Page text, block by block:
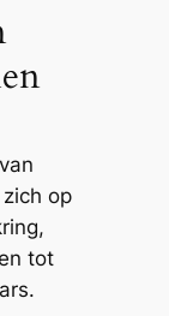
op
tot